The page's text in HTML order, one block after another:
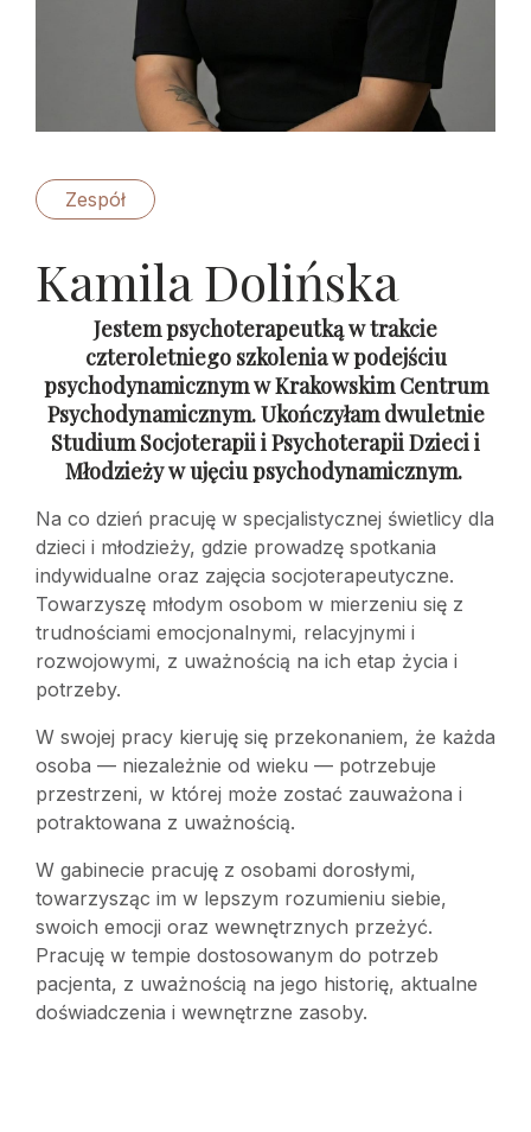
Zespół
Kamila Dolińska
Jestem psychoterapeutką w trakcie
czteroletniego szkolenia w podejściu
psychodynamicznym w Krakowskim Centrum
Psychodynamicznym. Ukończyłam dwuletnie
Studium Socjoterapii i Psychoterapii Dzieci i
Młodzieży w ujęciu psychodynamicznym.
Na co dzień pracuję w specjalistycznej świetlicy dla
dzieci i młodzieży, gdzie prowadzę spotkania
indywidualne oraz zajęcia socjoterapeutyczne.
Towarzyszę młodym osobom w mierzeniu się z
trudnościami emocjonalnymi, relacyjnymi i
rozwojowymi, z uważnością na ich etap życia i
potrzeby.
W swojej pracy kieruję się przekonaniem, że każda
osoba — niezależnie od wieku — potrzebuje
przestrzeni, w której może zostać zauważona i
potraktowana z uważnością.
W gabinecie pracuję z osobami dorosłymi,
towarzysząc im w lepszym rozumieniu siebie,
swoich emocji oraz wewnętrznych przeżyć.
Pracuję w tempie dostosowanym do potrzeb
pacjenta, z uważnością na jego historię, aktualne
doświadczenia i wewnętrzne zasoby.